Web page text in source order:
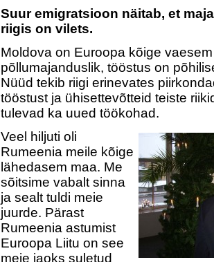
Suur emigratsioon näitab, et
riigis on vilets.
Moldova on Euroopa kõige
põllumajanduslik, tööstus on
Nüüd tekib riigi erinevates
tööstust ja ühisettevõtteid teiste
tulevad ka uued töökohad.
Veel hiljuti oli
Rumeenia meile kõige
lähedasem maa. Me
sõitsime vabalt sinna
ja sealt tuldi meie
juurde. Pärast
Rumeenia astumist
Euroopa Liitu on see
meie jaoks suletud